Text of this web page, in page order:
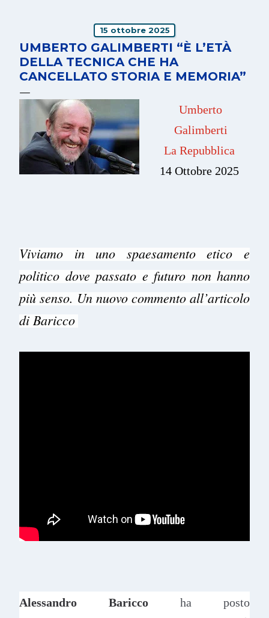
15 ottobre 2025
UMBERTO GALIMBERTI “È L’ETÀ
DELLA TECNICA CHE HA
CANCELLATO STORIA E MEMORIA”
Umberto
Galimberti
La Repubblica
14 Ottobre 2025
Viviamo in uno spaesamento etico e
politico dove passato e futuro non hanno
più senso. Un nuovo commento all’articolo
di Baricco
Alessandro Baricco ha posto